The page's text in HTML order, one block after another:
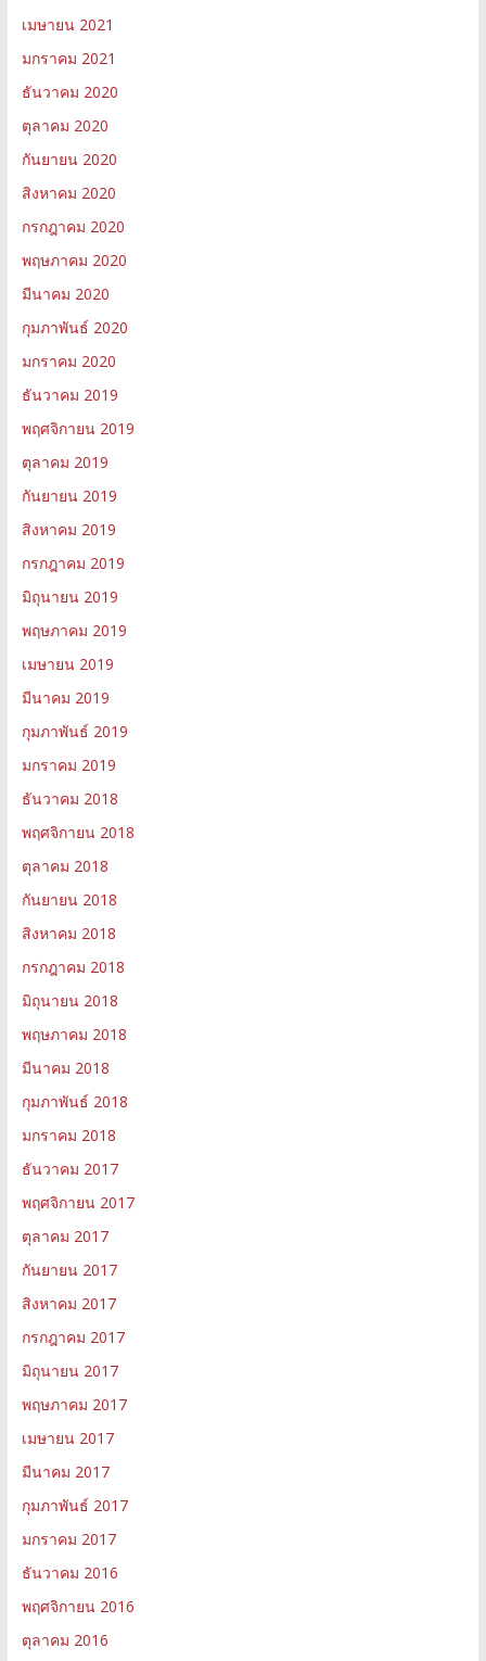
เมษายน 2021
มกราคม 2021
ธันวาคม 2020
ตุลาคม 2020
กันยายน 2020
สิงหาคม 2020
กรกฎาคม 2020
พฤษภาคม 2020
มีนาคม 2020
กุมภาพันธ์ 2020
มกราคม 2020
ธันวาคม 2019
พฤศจิกายน 2019
ตุลาคม 2019
กันยายน 2019
สิงหาคม 2019
กรกฎาคม 2019
มิถุนายน 2019
พฤษภาคม 2019
เมษายน 2019
มีนาคม 2019
กุมภาพันธ์ 2019
มกราคม 2019
ธันวาคม 2018
พฤศจิกายน 2018
ตุลาคม 2018
กันยายน 2018
สิงหาคม 2018
กรกฎาคม 2018
มิถุนายน 2018
พฤษภาคม 2018
มีนาคม 2018
กุมภาพันธ์ 2018
มกราคม 2018
ธันวาคม 2017
พฤศจิกายน 2017
ตุลาคม 2017
กันยายน 2017
สิงหาคม 2017
กรกฎาคม 2017
มิถุนายน 2017
พฤษภาคม 2017
เมษายน 2017
มีนาคม 2017
กุมภาพันธ์ 2017
มกราคม 2017
ธันวาคม 2016
พฤศจิกายน 2016
ตุลาคม 2016